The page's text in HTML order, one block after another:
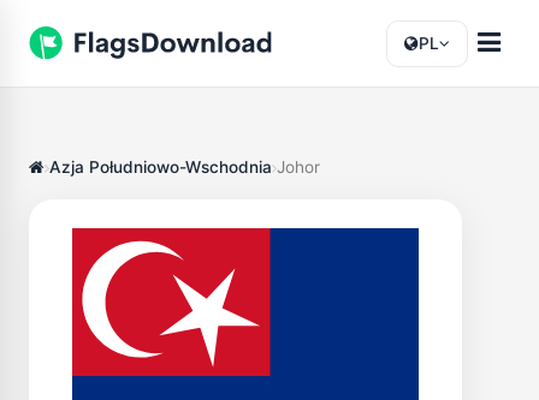
PL
Azja Południowo-Wschodnia Johor